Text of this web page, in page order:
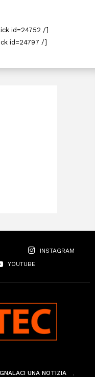
id=24752 /]
id=24797 /]
INSTAGRAM
YOUTUBE
UNA NOTIZIA